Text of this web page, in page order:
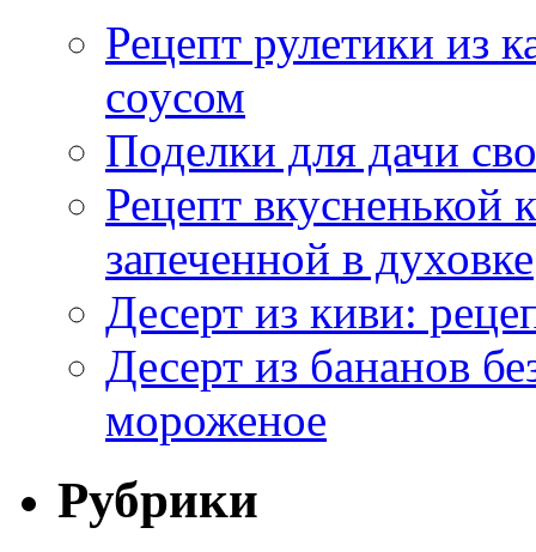
Рецепт рулетики из
соусом
Поделки для дачи
Рецепт
запеченной в духовке
Десерт из киви:
Десерт из бананов
мороженое
Рубрики